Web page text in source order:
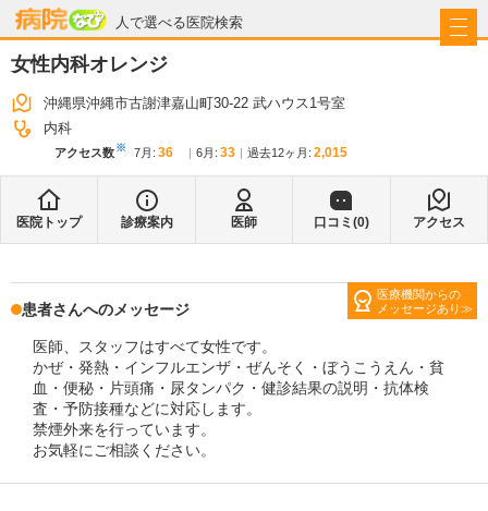
人で選べる医院検索
病院なび
女性内科オレンジ
沖縄県沖縄市古謝津嘉山町30-22 武ハウス1号室
内科
アクセス数※ 7月 : 36 6月 : 33 過去12ヶ月: 2,015
医院トップ 診療案内 医師 口コミ(0) アクセス
医療機関からの
メッセージあり
患者さんへのメッセージ
医師、スタッフはすべて女性です。
かぜ・発熱・インフルエンザ・ぜんそく・ぼうこうえん・貧
血・便秘・片頭痛・尿タンパク・健診結果の説明・抗体検
査・予防接種などに対応します。
禁煙外来を行っています。
お気軽にご相談ください。